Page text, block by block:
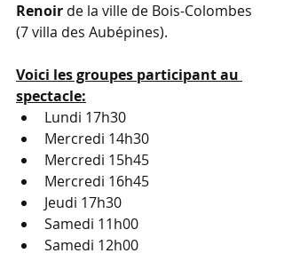
Renoir de la ville de Bois-Colombes
(7 villa des Aubépines).
Voici les groupes participant au
spectacle:
Lundi 17h30
Mercredi 14h30
Mercredi 15h45
Mercredi 16h45
Jeudi 17h30
Samedi 11h00
Samedi 12h00